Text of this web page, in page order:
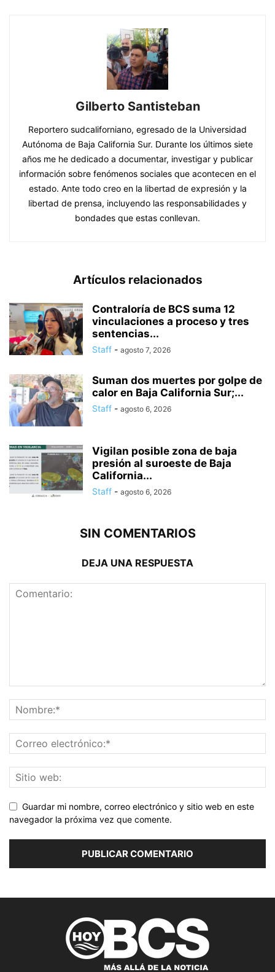
Gilberto Santisteban
Reportero sudcaliforniano, egresado de la Universidad
Autónoma de Baja California Sur. Durante los últimos siete
años me he dedicado a documentar, investigar y publicar
información sobre fenómenos sociales que acontecen en el
estado. Ante todo creo en la libertad de expresión y la
libertad de prensa, incluyendo las responsabilidades y
bondades que estas conllevan.
Artículos relacionados
Contraloría de BCS suma 12
vinculaciones a proceso y tres
sentencias...
Staff - agosto 7, 2026
Suman dos muertes por golpe de
calor en Baja California Sur;...
Staff - agosto 6, 2026
Vigilan posible zona de baja
presión al suroeste de Baja
California...
Staff - agosto 6, 2026
SIN COMENTARIOS
DEJA UNA RESPUESTA
Guardar mi nombre, correo electrónico y sitio web en este
navegador la próxima vez que comente.